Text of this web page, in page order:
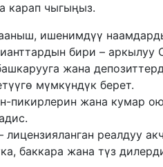
карап чыгыңыз.
ишенимдүү
бири –
жана
мүмкүндүк берет.
пикирлерин жана кумар
лицензияланган реалдуу
баккара жана түз